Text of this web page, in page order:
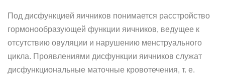
Под дисфункцией яичников понимается расстройство
гормонообразующей функции яичников, ведущее к
отсутствию овуляции и нарушению менструального
цикла. Проявлениями дисфункции яичников служат
дисфункциональные маточные кровотечения, т. е.